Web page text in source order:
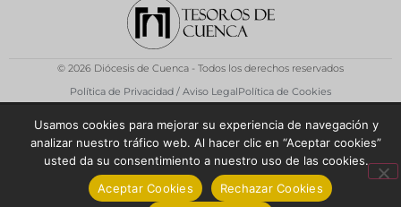
© 2026 Diócesis de Cuenca - Todos los derechos reservados
Política de Privacidad / Aviso LegalPolítica de Cookies
Usamos cookies para mejorar su experiencia de navegación y
analizar nuestro tráfico web. Al hacer clic en “Aceptar cookies”
usted da su consentimiento a nuestro uso de las cookies.
Aceptar Cookies
Rechazar Cookies